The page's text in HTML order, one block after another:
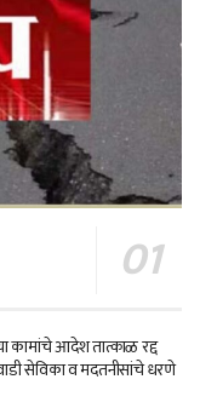
कामांचे आदेश तात्काळ रद्द
सेविका व मदतनीसांचे धरणे